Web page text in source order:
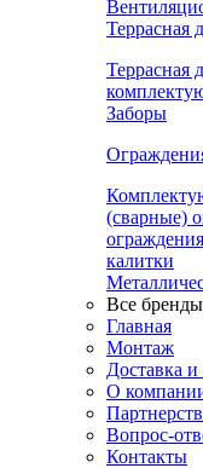
Террасная
Террасная
Заборы
(сварные)
ограждения
калитки
Все бренды
Главная
Монтаж
Доставка и
О
Вопрос-
Контакты